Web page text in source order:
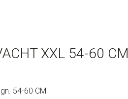
XXL 54-60 CM
54-60 CM